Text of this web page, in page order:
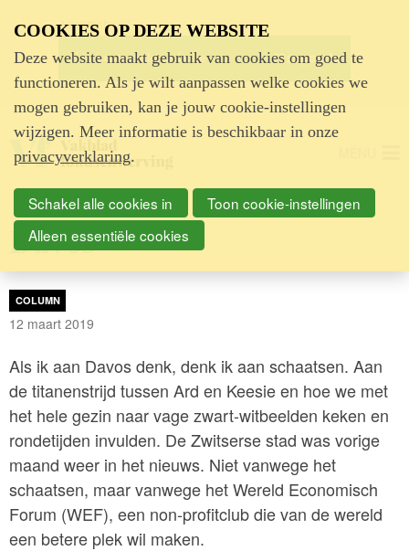
Advertentie
Davos
COLUMN
12 maart 2019
Als ik aan Davos denk, denk ik aan schaatsen. Aan
de titanenstrijd tussen Ard en Keesie en hoe we met
het hele gezin naar vage zwart-witbeelden keken en
rondetijden invulden. De Zwitserse stad was vorige
maand weer in het nieuws. Niet vanwege het
schaatsen, maar vanwege het Wereld Economisch
Forum (WEF), een non-profitclub die van de wereld
een betere plek wil maken.
COOKIES OP DEZE WEBSITE
Deze website maakt gebruik van cookies om goed te
functioneren. Als je wilt aanpassen welke cookies we
mogen gebruiken, kan je jouw cookie-instellingen
wijzigen. Meer informatie is beschikbaar in onze
privacyverklaring.
Schakel alle cookies in
Toon cookie-instellingen
Alleen essentiële cookies